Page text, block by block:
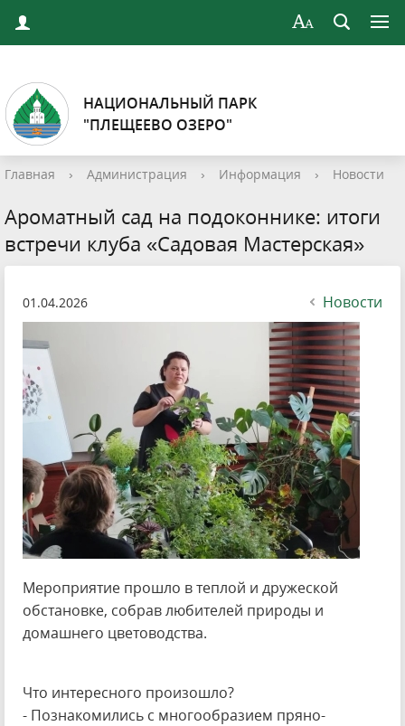
НАЦИОНАЛЬНЫЙ ПАРК
"ПЛЕЩЕЕВО ОЗЕРО"
Главная › Администрация › Информация › Новости
Ароматный сад на подоконнике: итоги
встречи клуба «Садовая Мастерская»
01.04.2026 Новости
Мероприятие прошло в теплой и дружеской
обстановке, собрав любителей природы и
домашнего цветоводства.
Что интересного произошло?
- Познакомились с многообразием пряно-